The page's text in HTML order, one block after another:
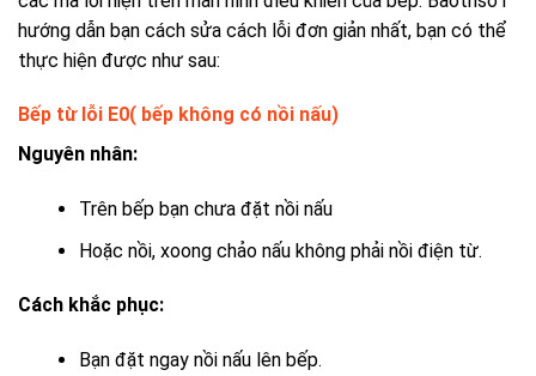
hướng dẫn bạn cách sửa cách lỗi đơn giản nhất, bạn có thể
thực hiện được như sau:
Bếp từ lỗi E0( bếp không có nồi nấu)
Nguyên nhân:
Trên bếp bạn chưa đặt nồi nấu
Hoặc nồi, xoong chảo nấu không phải nồi điện từ.
Cách khắc phục:
Bạn đặt ngay nồi nấu lên bếp.